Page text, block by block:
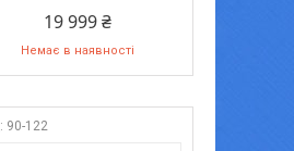
19 999 ₴
Немає в наявності
90-122